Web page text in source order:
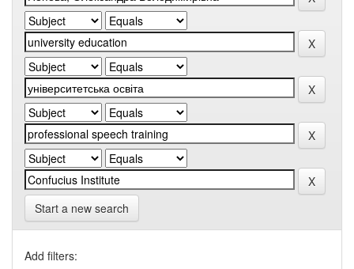
Start a new search
Add filters: